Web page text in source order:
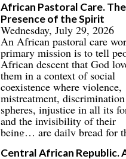
African Pastoral Care. The
Presence of the Spirit
Wednesday, July 29, 2026
An African pastoral care
primary mission is to tell
African descent that God
them in a context of social
coexistence where violence,
mistreatment,
spheres, injustice in all its
and the invisibility of their
being… are daily bread for
communities.
Central African Republic.